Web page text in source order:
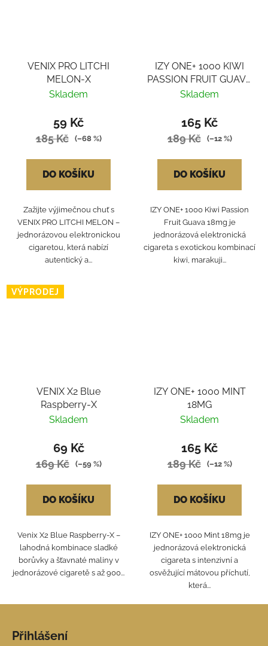
VENIX PRO LITCHI
MELON-X
Skladem
59 Kč
185 Kč (–68 %)
DO KOŠÍKU
Zažijte výjimečnou chuť s
VENIX PRO LITCHI MELON –
jednorázovou elektronickou
cigaretou, která nabízí
autentický a...
IZY ONE+ 1000 KIWI
PASSION FRUIT GUAVA
18MG
Skladem
165 Kč
189 Kč (–12 %)
DO KOŠÍKU
IZY ONE+ 1000 Kiwi Passion
Fruit Guava 18mg je
jednorázová elektronická
cigareta s exotickou kombinací
kiwi, marakuji...
VÝPRODEJ
VENIX X2 Blue
Raspberry-X
Skladem
69 Kč
169 Kč (–59 %)
DO KOŠÍKU
Venix X2 Blue Raspberry‑X –
lahodná kombinace sladké
borůvky a šťavnaté maliny v
jednorázové cigaretě s až 900...
IZY ONE+ 1000 MINT
18MG
Skladem
165 Kč
189 Kč (–12 %)
DO KOŠÍKU
IZY ONE+ 1000 Mint 18mg je
jednorázová elektronická
cigareta s intenzivní a
osvěžující mátovou příchutí,
která...
Přihlášení